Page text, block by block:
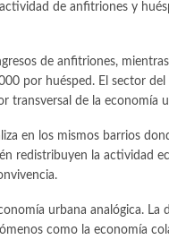
de anfitriones y
de anfitriones,
por huésped. El sector
transversal de la economía
en los mismos barrios
redistribuyen la actividad
urbana analógica. La
como la economía